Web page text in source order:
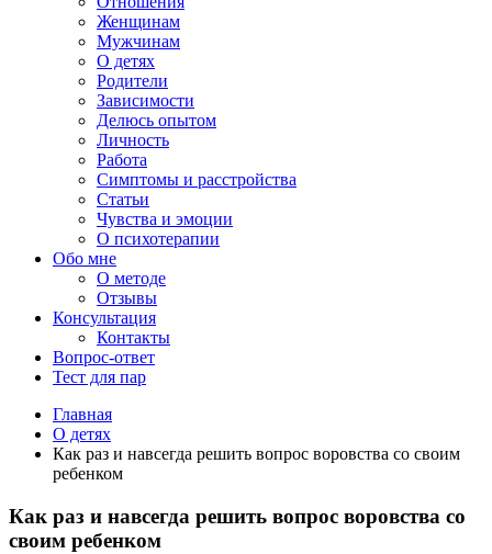
Женщинам
Мужчинам
О детях
Родители
Зависимости
Делюсь опытом
Личность
Работа
Симптомы и расстройства
Статьи
Чувства и эмоции
О психотерапии
Обо мне
О методе
Отзывы
Консультация
Контакты
Вопрос-ответ
Тест для пар
Главная
О детях
Как раз и навсегда решить вопрос воровства со своим
ребенком
Как раз и навсегда решить вопрос воровства со
своим ребенком